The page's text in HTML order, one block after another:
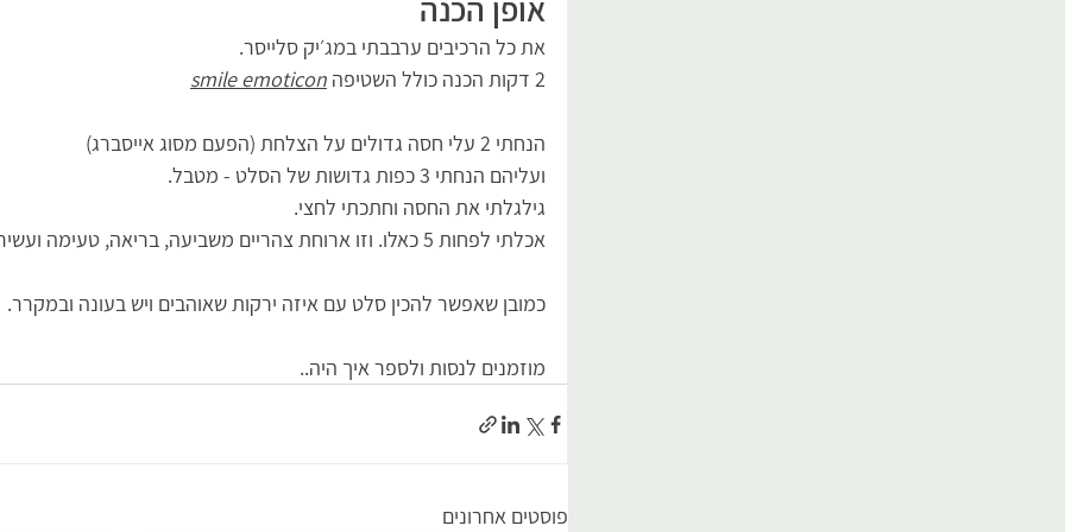
אופן הכנה
את כל הרכיבים ערבבתי במג׳יק סלייסר.
2 דקות הכנה כולל השטיפה
smile emoticon
הנחתי 2 עלי חסה גדולים על הצלחת (הפעם מסוג אייסברג)
ועליהם הנחתי 3 כפות גדושות של הסלט - מטבל.
גילגלתי את החסה וחתכתי לחצי.
אכלתי לפחות 5 כאלו. וזו ארוחת צהריים משביעה, בריאה, טעימה ועשירה בטעמים.
כמובן שאפשר להכין סלט עם איזה ירקות שאוהבים ויש בעונה ובמקרר.
מוזמנים לנסות ולספר איך היה..
פוסטים אחרונים